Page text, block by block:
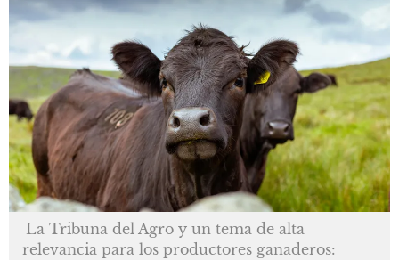
La Tribuna del Agro y un tema de alta
relevancia para los productores ganaderos: